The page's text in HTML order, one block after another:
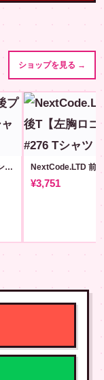
ショップを見る →
住まい119 前後プリントT #29
¥3,751